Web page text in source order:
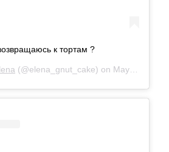
к тортам ?
(@elena_gnut_cake) on May 5, 2018 at 5:47am PDT